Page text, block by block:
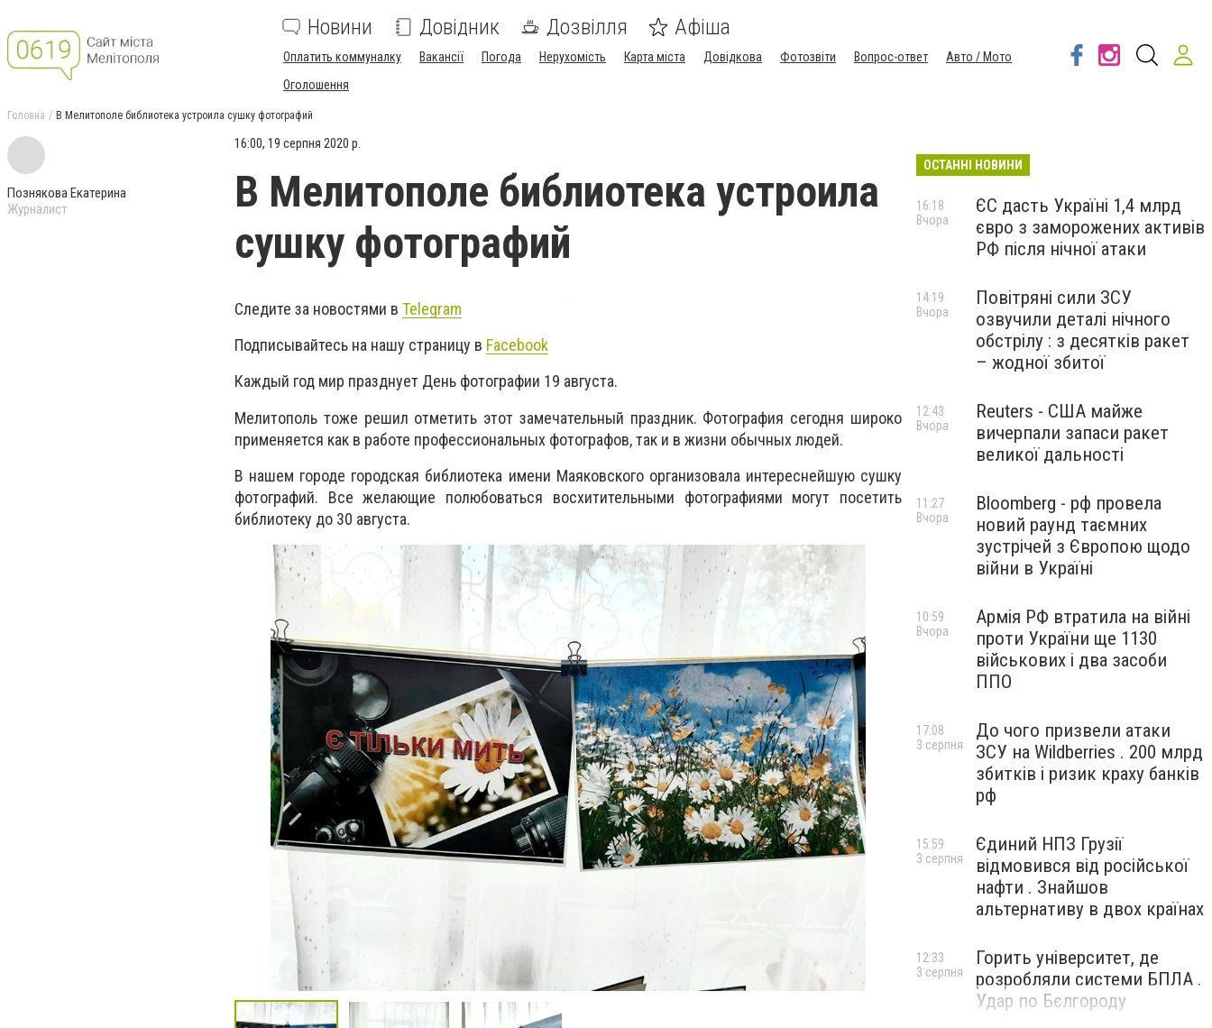
Новини Довідник Дозвілля Афіша
Оплатить коммуналку Вакансії Погода Нерухомість Карта міста Довідкова Фотозвіти Вопрос-ответ
Авто / Мото
Оголошення
Головна В Мелитополе библиотека устроила сушку фотографий
Познякова Екатерина
Журналист
16:00, 19 серпня 2020 р.
В Мелитополе библиотека устроила
сушку фотографий
Следите за новостями в Telegram
Подписывайтесь на нашу страницу в Facebook
Каждый год мир празднует День фотографии 19 августа.
Мелитополь тоже решил отметить этот замечательный праздник. Фотография сегодня широко
применяется как в работе профессиональных фотографов, так и в жизни обычных людей.
В нашем городе городская библиотека имени Маяковского организовала интереснейшую сушку
фотографий. Все желающие полюбоваться восхитительными фотографиями могут посетить
библиотеку до 30 августа.
ОСТАННІ НОВИНИ
ЄС дасть Україні 1,4 млрд
євро з заморожених активів
РФ після нічної атаки
16:18
Вчора
Повітряні сили ЗСУ
озвучили деталі нічного
обстрілу : з десятків ракет
– жодної збитої
14:19
Вчора
Reuters - США майже
вичерпали запаси ракет
великої дальності
12:43
Вчора
Bloomberg - рф провела
новий раунд таємних
зустрічей з Європою щодо
війни в Україні
11:27
Вчора
Армія РФ втратила на війні
проти України ще 1130
військових і два засоби
ППО
10:59
Вчора
До чого призвели атаки
ЗСУ на Wildberries . 200 млрд
збитків і ризик краху банків
рф
17:08
3 серпня
Єдиний НПЗ Грузії
відмовився від російської
нафти . Знайшов
альтернативу в двох країнах
15:59
3 серпня
Горить університет, де
розробляли системи БПЛА .
Удар по Бєлгороду
12:33
3 серпня